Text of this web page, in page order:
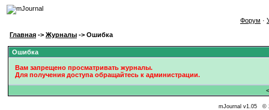
Форум ·
Главная -> Журналы -> Ошибка
Ошибка
Вам запрещено просматривать журналы.
Для получения доступа обращайтесь к администрации.
mJournal v1.05 ©